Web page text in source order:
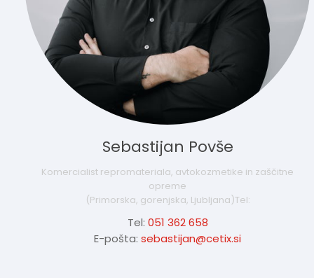
Sebastijan Povše
Komercialist repromateriala, avtokozmetike in zaščitne
opreme
(Primorska, gorenjska, Ljubljana)Tel:
Tel: 051 362 658
E-pošta: sebastijan@cetix.si